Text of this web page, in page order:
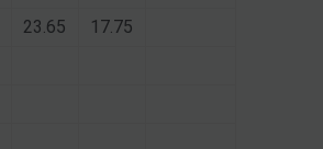
23.65
17.75